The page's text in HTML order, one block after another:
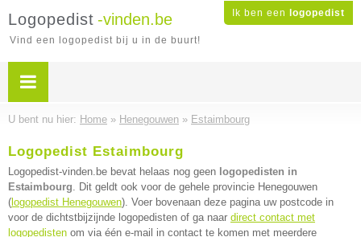
Ik ben een logopedist
Logopedist -vinden.be
Vind een logopedist bij u in de buurt!
U bent nu hier: Home » Henegouwen » Estaimbourg
Logopedist Estaimbourg
Logopedist-vinden.be bevat helaas nog geen logopedisten in
Estaimbourg. Dit geldt ook voor de gehele provincie Henegouwen
( logopedist Henegouwen). Voer bovenaan deze pagina uw postcode in
voor de dichtstbijzijnde logopedisten of ga naar direct contact met
logopedisten om via één e-mail in contact te komen met meerdere